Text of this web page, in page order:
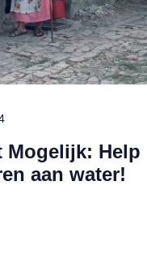
Mogelijk: Help
aan water!